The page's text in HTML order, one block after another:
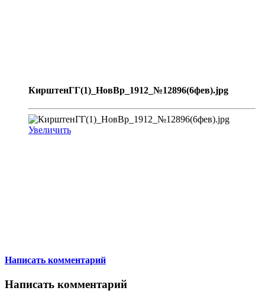
КирштенГГ(1)_НовВр_1912_№12896(6фев).jpg
Увеличить
Написать комментарий
Написать комментарий